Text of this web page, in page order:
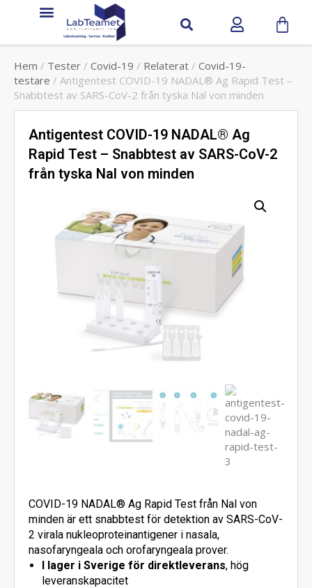
Hem / Tester / Covid-19 / Relaterat / Covid-19-
testare / Antigentest COVID-19 NADAL® Ag Rapid Test –
Snabbtest av SARS-CoV-2 från tyska Nal von minden
Antigentest COVID-19 NADAL® Ag
Rapid Test – Snabbtest av SARS-CoV-2
från tyska Nal von minden
COVID-19 NADAL® Ag Rapid Test från Nal von
minden är ett snabbtest för detektion av SARS-CoV-
2 virala nukleoproteinantigener i nasala,
nasofaryngeala och orofaryngeala prover.
I lager i Sverige för direktleverans, hög
leveranskapacitet